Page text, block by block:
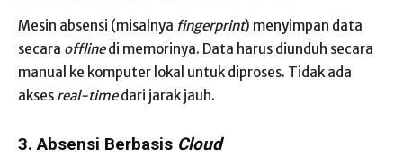
Mesin absensi (misalnya fingerprint) menyimpan data
secara offlinedi memorinya. Data harus diunduh secara
manual ke komputer lokal untuk diproses. Tidak ada
akses real-timedari jarak jauh.
3. Absensi Berbasis Cloud